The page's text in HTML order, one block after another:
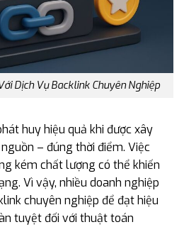
Dịch Vụ Backlink Chuyên Nghiệp
huy hiệu quả khi được xây
– đúng thời điểm. Việc
kém chất lượng có thể khiến
Vì vậy, nhiều doanh nghiệp
chuyên nghiệp để đạt hiệu
tuyệt đối với thuật toán